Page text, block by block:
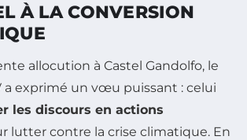
À LA CONVERSION
allocution à Castel Gandolfo, le
a exprimé un vœu puissant : celui
les discours en actions
lutter contre la crise climatique. En